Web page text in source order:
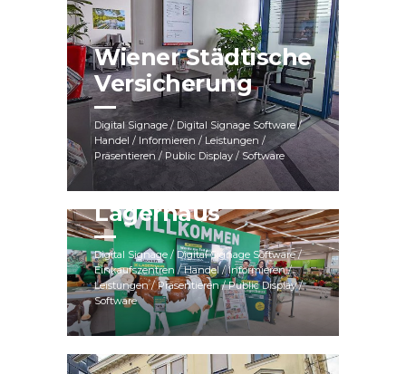
Wiener Städtische
Versicherung
Digital Signage / Digital Signage Software /
Handel / Informieren / Leistungen /
Präsentieren / Public Display / Software
Lagerhaus
Digital Signage / Digital Signage Software /
Einkaufszentren / Handel / Informieren /
Leistungen / Präsentieren / Public Display /
Software